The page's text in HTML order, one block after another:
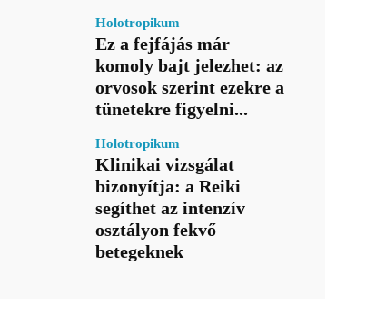
Holotropikum
Ez a fejfájás már
komoly bajt jelezhet: az
orvosok szerint ezekre a
tünetekre figyelni...
Holotropikum
Klinikai vizsgálat
bizonyítja: a Reiki
segíthet az intenzív
osztályon fekvő
betegeknek